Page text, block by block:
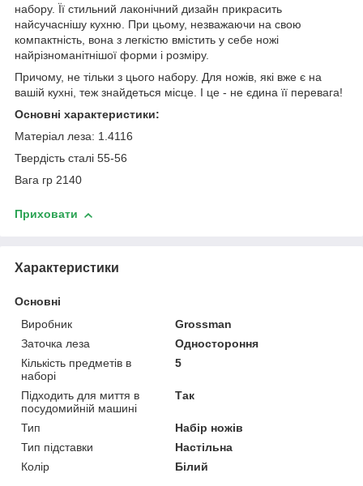
набору. Її стильний лаконічний дизайн прикрасить
найсучаснішу кухню. При цьому, незважаючи на свою
компактність, вона з легкістю вмістить у себе ножі
найрізноманітнішої форми і розміру.
Причому, не тільки з цього набору. Для ножів, які вже є на
вашій кухні, теж знайдеться місце. І це - не єдина її перевага!
Основні характеристики:
Матеріал леза: 1.4116
Твердість сталі 55-56
Вага гр 2140
Приховати
Характеристики
Основні
Виробник
Grossman
Заточка леза
Одностороння
Кількість предметів в
наборі
5
Підходить для миття в
посудомийній машині
Так
Тип
Набір ножів
Тип підставки
Настільна
Колір
Білий